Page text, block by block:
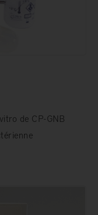
de CP-GNB